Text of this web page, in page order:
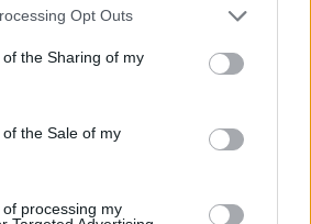
Opt Outs
the Sharing of my
the Sale of my
processing my
MÁS